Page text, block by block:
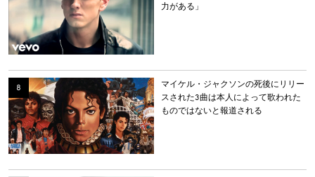
力がある」
マイケル・ジャクソンの死後にリリー
スされた3曲は本人によって歌われた
ものではないと報道される